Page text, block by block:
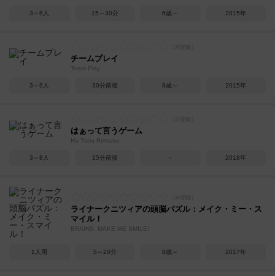
3～6人 15～30分 6歳～ 2015年
チームプレイ
Team Play
3～6人 30分前後 8歳～ 2015年
はぁって言うゲーム
Ha Tteiu Remake
3～8人 15分前後 － 2018年
ライナークニツィアの頭脳パズル：メイク・ミー・ス
マイル！
BRAINS: MAKE ME SMILE!
1人用 5～20分 8歳～ 2017年